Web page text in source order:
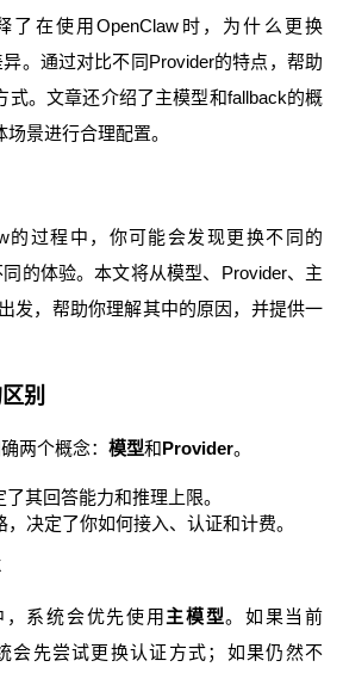
了在使用OpenClaw时，为什么更换
。通过对比不同Provider的特点，帮助
式。文章还介绍了主模型和fallback的概
景进行合理配置。
过程中，你可能会发现更换不同的
的体验。本文将从模型、Provider、主
发，帮助你理解其中的原因，并提供一
别
两个概念： 模型和Provider。
其回答能力和推理上限。
，决定了你如何接入、认证和计费。
系统会优先使用 主模型。如果当前
会先尝试更换认证方式；如果仍然不